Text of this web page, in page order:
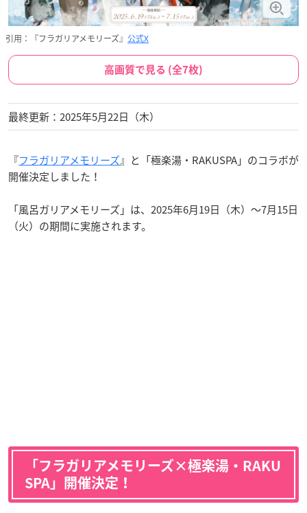
引用：『フラガリアメモリーズ』 公式X
高画質で見る (全7枚)
最終更新：2025年5月22日（木）
『フラガリアメモリーズ』と「極楽湯・RAKUSPA」のコラボが
開催決定しました！
「風呂ガリアメモリーズ」は、2025年6月19日（木）〜7月15日
（火）の期間に実施されます。
「フラガリアメモリーズ×極楽湯・RAKU
SPA」開催決定！